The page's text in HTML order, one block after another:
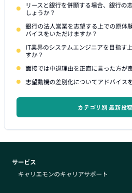
リースと銀行を併願する場合、銀行の
しょうか？
銀行の法人営業を志望する上での原体
バイスをいただけますか？
IT業界のシステムエンジニアを目指す
すか？
面接では中退理由を正直に言った方が
志望動機の差別化についてアドバイス
カテゴリ別 最新投稿
サービス
キャリエモンのキャリアサポート